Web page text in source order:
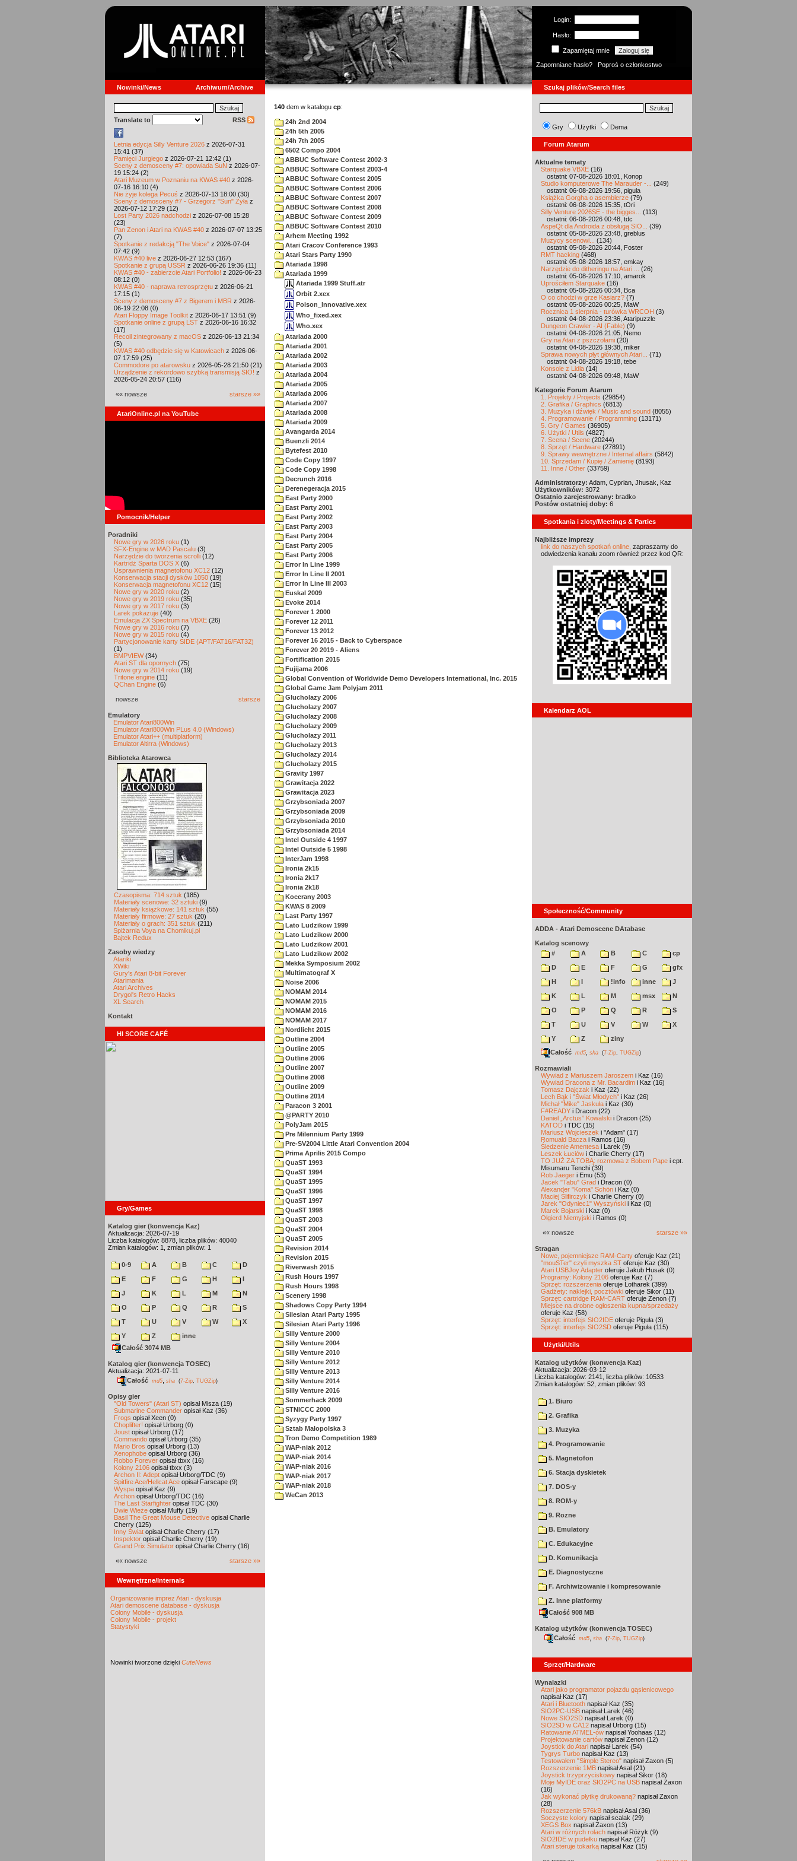
Login:
Hasło:
Zapamiętaj mnie
Zapomniane hasło?
Poproś o członkostwo
Nowinki/News Archiwum/Archive Szukaj plików/Search files
Translate to RSS
Letnia edycja Silly Venture 2026 z 2026-07-31
15:41 (37)
Pamięci Jurgiego z 2026-07-21 12:42 (1)
Sceny z demosceny #7: opowiada SuN z 2026-07-
19 15:24 (2)
Atari Muzeum w Poznaniu na KWAS #40 z 2026-
07-16 16:10 (4)
Nie żyje kolega Pecuś z 2026-07-13 18:00 (30)
Sceny z demosceny #7 - Grzegorz "Sun" Żyła z
2026-07-12 17:29 (12)
Lost Party 2026 nadchodzi z 2026-07-08 15:28
(23)
Pan Zenon i Atari na KWAS #40 z 2026-07-07 13:25
(7)
Spotkanie z redakcją "The Voice" z 2026-07-04
07:42 (9)
KWAS #40 live z 2026-06-27 12:53 (167)
Spotkanie z grupą USSR z 2026-06-26 19:36 (11)
KWAS #40 - zabierzcie Atari Portfolio! z 2026-06-23
08:12 (0)
KWAS #40 - naprawa retrosprzętu z 2026-06-21
17:15 (1)
Sceny z demosceny #7 z Bigerem i MBR z 2026-
06-19 22:08 (0)
Atari Floppy Image Toolkit z 2026-06-17 13:51 (9)
Spotkanie online z grupą LST z 2026-06-16 16:32
(17)
Recoil zintegrowany z macOS z 2026-06-13 21:34
(5)
KWAS #40 odbędzie się w Katowicach z 2026-06-
07 17:59 (25)
Commodore po atarowsku z 2026-05-28 21:50 (21)
Urządzenie z rekordowo szybką transmisją SIO! z
2026-05-24 20:57 (116)
«« nowsze starsze »»
AtariOnline.pl na YouTube
Pomocnik/Helper
Poradniki
Nowe gry w 2026 roku (1)
SFX-Engine w MAD Pascalu (3)
Narzędzie do tworzenia scrolli (12)
Kartridż Sparta DOS X (6)
Usprawnienia magnetofonu XC12 (12)
Konserwacja stacji dysków 1050 (19)
Konserwacja magnetofonu XC12 (15)
Nowe gry w 2020 roku (2)
Nowe gry w 2019 roku (35)
Nowe gry w 2017 roku (3)
Larek pokazuje (40)
Emulacja ZX Spectrum na VBXE (26)
Nowe gry w 2016 roku (7)
Nowe gry w 2015 roku (4)
Partycjonowanie karty SIDE (APT/FAT16/FAT32)
(1)
BMPVIEW(34)
Atari ST dla opornych (75)
Nowe gry w 2014 roku (19)
Tritone engine (11)
QChan Engine (6)
nowsze starsze
Emulatory
Emulator Atari800Win
Emulator Atari800Win PLus 4.0 (Windows)
Emulator Atari++ (multiplatform)
Emulator Altirra (Windows)
Biblioteka Atarowca
Czasopisma: 714 sztuk (185)
Materiały scenowe: 32 sztuki (9)
Materiały książkowe: 141 sztuk (55)
Materiały firmowe: 27 sztuk (20)
Materiały o grach: 351 sztuk (211)
Spiżarnia Voya na Chomikuj.pl
Bajtek Redux
Zasoby wiedzy
Atariki
XWiki
Gury's Atari 8-bit Forever
Atarimania
Atari Archives
Drygol's Retro Hacks
XL Search
Kontakt
HI SCORE CAFÉ
Gry/Games
Katalog gier (konwencja Kaz)
Aktualizacja: 2026-07-19
Liczba katalogów: 8878, liczba plików: 40040
Zmian katalogów: 1, zmian plików: 1
0-9 A B C
D
E
F G H
I
J
K L M
N
O
P Q R
S
T
U V W
X
Y
Z
inne
Całość 3074 MB
Katalog gier (konwencja TOSEC)
Aktualizacja: 2021-07-11
Całość md5 sha (7-Zip TUGZip)
Opisy gier
"Old Towers" (Atari ST) opisał Misza (19)
Submarine Commander opisał Kaz (36)
Frogs opisał Xeen (0)
Choplifter! opisał Urborg (0)
Joust opisał Urborg (17)
Commando opisał Urborg (35)
Mario Bros opisał Urborg (13)
Xenophobe opisał Urborg (36)
Robbo Forever opisał tbxx (16)
Kolony 2106 opisał tbxx (3)
Archon II: Adept opisał Urborg/TDC (9)
Spitfire Ace/Hellcat Ace opisał Farscape (9)
Wyspa opisał Kaz (9)
Archon opisał Urborg/TDC (16)
The Last Starfighter opisał TDC (30)
Dwie Wieże opisał Muffy (19)
Basil The Great Mouse Detective opisał Charlie
Cherry (125)
Inny Świat opisał Charlie Cherry (17)
Inspektor opisał Charlie Cherry (19)
Grand Prix Simulator opisał Charlie Cherry (16)
«« nowsze starsze »»
Wewnętrzne/Internals
Organizowanie imprez Atari - dyskusja
Atari demoscene database - dyskusja
Colony Mobile - dyskusja
Colony Mobile - projekt
Statystyki
Nowinki tworzone dzięki CuteNews
140 dem w katalogu cp:
24h 2nd 2004
24h 5th 2005
24h 7th 2005
6502 Compo 2004
ABBUC Software Contest 2002-3
ABBUC Software Contest 2003-4
ABBUC Software Contest 2005
ABBUC Software Contest 2006
ABBUC Software Contest 2007
ABBUC Software Contest 2008
ABBUC Software Contest 2009
ABBUC Software Contest 2010
Arhem Meeting 1992
Atari Cracov Conference 1993
Atari Stars Party 1990
Atariada 1998
Atariada 1999
Atariada 1999 Stuff.atr
Orbit 2.xex
Poison_Innovative.xex
Who_fixed.xex
Who.xex
Atariada 2000
Atariada 2001
Atariada 2002
Atariada 2003
Atariada 2004
Atariada 2005
Atariada 2006
Atariada 2007
Atariada 2008
Atariada 2009
Avangarda 2014
Buenzli 2014
Bytefest 2010
Code Copy 1997
Code Copy 1998
Decrunch 2016
Derenegeracja 2015
East Party 2000
East Party 2001
East Party 2002
East Party 2003
East Party 2004
East Party 2005
East Party 2006
Error In Line 1999
Error In Line II 2001
Error In Line III 2003
Euskal 2009
Evoke 2014
Forever 1 2000
Forever 12 2011
Forever 13 2012
Forever 16 2015 - Back to Cyberspace
Forever 20 2019 - Aliens
Fortification 2015
Fujijama 2006
Global Convention of Worldwide Demo Developers International, Inc. 2015
Global Game Jam Polyjam 2011
Glucholazy 2006
Glucholazy 2007
Glucholazy 2008
Glucholazy 2009
Glucholazy 2011
Glucholazy 2013
Glucholazy 2014
Glucholazy 2015
Gravity 1997
Grawitacja 2022
Grawitacja 2023
Grzybsoniada 2007
Grzybsoniada 2009
Grzybsoniada 2010
Grzybsoniada 2014
Intel Outside 4 1997
Intel Outside 5 1998
InterJam 1998
Ironia 2k15
Ironia 2k17
Ironia 2k18
Kocerany 2003
KWAS 8 2009
Last Party 1997
Lato Ludzikow 1999
Lato Ludzikow 2000
Lato Ludzikow 2001
Lato Ludzikow 2002
Mekka Symposium 2002
Multimatograf X
Noise 2006
NOMAM 2014
NOMAM 2015
NOMAM 2016
NOMAM 2017
Nordlicht 2015
Outline 2004
Outline 2005
Outline 2006
Outline 2007
Outline 2008
Outline 2009
Outline 2014
Paracon 3 2001
@PARTY 2010
PolyJam 2015
Pre Milennium Party 1999
Pre-SV2004 Little Atari Convention 2004
Prima Aprilis 2015 Compo
QuaST 1993
QuaST 1994
QuaST 1995
QuaST 1996
QuaST 1997
QuaST 1998
QuaST 2003
QuaST 2004
QuaST 2005
Revision 2014
Revision 2015
Riverwash 2015
Rush Hours 1997
Rush Hours 1998
Scenery 1998
Shadows Copy Party 1994
Silesian Atari Party 1995
Silesian Atari Party 1996
Silly Venture 2000
Silly Venture 2004
Silly Venture 2010
Silly Venture 2012
Silly Venture 2013
Silly Venture 2014
Silly Venture 2016
Sommerhack 2009
STNICCC 2000
Syzygy Party 1997
Sztab Malopolska 3
Tron Demo Competition 1989
WAP-niak 2012
WAP-niak 2014
WAP-niak 2016
WAP-niak 2017
WAP-niak 2018
WeCan 2013
Gry Użytki Dema
Forum Atarum
Aktualne tematy
Starquake VBXE (16)
ostatni: 07-08-2026 18:01, Konop
Studio komputerowe The Marauder -...
(249)
ostatni: 06-08-2026 19:56, pigula
Książka Gorgha o asemblerze (79)
ostatni: 06-08-2026 15:35, tOri
Silly Venture 2026SE - the bigges...
(113)
ostatni: 06-08-2026 00:48, tdc
AspeQt dla Androida z obsługą SIO...
(39)
ostatni: 05-08-2026 23:48, greblus
Muzycy scenowi...
(134)
ostatni: 05-08-2026 20:44, Foster
RMT hacking (468)
ostatni: 05-08-2026 18:57, emkay
Narzędzie do ditheringu na Atari ...
(26)
ostatni: 05-08-2026 17:10, amarok
Uprościłem Starquake (16)
ostatni: 05-08-2026 00:34, Bca
O co chodzi w grze Kasiarz? (7)
ostatni: 05-08-2026 00:25, MaW
Rocznica 1 sierpnia - turówka WRCOH (3)
ostatni: 04-08-2026 23:36, Ataripuzzle
Dungeon Crawler - AI (Fable) (9)
ostatni: 04-08-2026 21:05, Nemo
Gry na Atari z pszczołami (20)
ostatni: 04-08-2026 19:38, miker
Sprawa nowych płyt głównych Atari...
(71)
ostatni: 04-08-2026 19:18, tebe
Konsole z Lidla (14)
ostatni: 04-08-2026 09:48, MaW
Kategorie Forum Atarum
1. Projekty / Projects (29854)
2. Grafika / Graphics (6813)
3. Muzyka i dźwięk / Music and sound (8055)
4. Programowanie / Programming (13171)
5. Gry / Games (36905)
6. Użytki / Utils (4827)
7. Scena / Scene (20244)
8. Sprzęt / Hardware (27891)
9. Sprawy wewnętrzne / Internal affairs (5842)
10. Sprzedam / Kupię / Zamienię (8193)
11. Inne / Other (33759)
Administratorzy: Adam, Cyprian, Jhusak, Kaz
Użytkowników: 3072
Ostatnio zarejestrowany: bradko
Postów ostatniej doby: 6
Spotkania i zloty/Meetings & Parties
Najbliższe imprezy
link do naszych spotkań online, zapraszamy do
odwiedzenia kanału zoom również przez kod QR:
Kalendarz AOL
Społeczność/Community
ADDA - Atari Demoscene DAtabase
Katalog scenowy
#
A B C
cp
D
E F G
gfx
H
I !info inne
J
K
L M msx
N
O
P Q R
S
T
U V W
X
Y
Z
ziny
Całość md5 sha (7-Zip TUGZip)
Rozmawiali
Wywiad z Mariuszem Jaroszem i Kaz (16)
Wywiad Dracona z Mr. Bacardim i Kaz (16)
Tomasz Dajczak i Kaz (22)
Lech Bąk i "Świat Młodych" i Kaz (26)
Michał "Mike" Jaskuła i Kaz (30)
F#READY i Dracon (22)
Daniel „Arctus” Kowalski i Dracon (25)
KATOD i TDC (15)
Mariusz Wojcieszek i "Adam" (17)
Romuald Bacza i Ramos (16)
Śledzenie Amentesa i Larek (9)
Leszek Łuciów i Charlie Cherry (17)
TO JUŻ ZA TOBĄ: rozmowa z Bobem Pape i cpt.
Misumaru Tenchi (39)
Rob Jaeger i Emu (53)
Jacek "Tabu" Grad i Dracon (0)
Alexander "Koma" Schön i Kaz (0)
Maciej Ślifirczyk i Charlie Cherry (0)
Jarek "Odyniec1" Wyszyński i Kaz (0)
Marek Bojarski i Kaz (0)
Olgierd Niemyjski i Ramos (0)
«« nowsze starsze »»
Stragan
Nowe, pojemniejsze RAM-Carty oferuje Kaz (21)
"mouSTer" czyli myszka ST oferuje Kaz (30)
Atari USBJoy Adapter oferuje Jakub Husak (0)
Programy: Kolony 2106 oferuje Kaz (7)
Sprzęt: rozszerzenia oferuje Lotharek (399)
Gadżety: naklejki, pocztówki oferuje Sikor (11)
Sprzęt: cartridge RAM-CART oferuje Zenon (7)
Miejsce na drobne ogłoszenia kupna/sprzedaży
oferuje Kaz (58)
Sprzęt: interfejs SIO2IDE oferuje Piguła (3)
Sprzęt: interfejs SIO2SD oferuje Piguła (115)
Użytki/Utils
Katalog użytków (konwencja Kaz)
Aktualizacja: 2026-03-12
Liczba katalogów: 2141, liczba plików: 10533
Zmian katalogów: 52, zmian plików: 93
1. Biuro
2. Grafika
3. Muzyka
4. Programowanie
5. Magnetofon
6. Stacja dyskietek
7. DOS-y
8. ROM-y
9. Rozne
B. Emulatory
C. Edukacyjne
D. Komunikacja
E. Diagnostyczne
F. Archiwizowanie i kompresowanie
Z. Inne platformy
Całość 908 MB
Katalog użytków (konwencja TOSEC)
Całość md5 sha (7-Zip TUGZip)
Sprzęt/Hardware
Wynalazki
Atari jako programator pojazdu gąsienicowego
napisał Kaz (17)
Atari i Bluetooth napisał Kaz (35)
SIO2PC-USB napisał Larek (46)
Nowe SIO2SD napisał Larek (0)
SIO2SD w CA12 napisał Urborg (15)
Ratowanie ATMEL-ów napisał Yoohaas (12)
Projektowanie cartów napisał Zenon (12)
Joystick do Atari napisał Larek (54)
Tygrys Turbo napisał Kaz (13)
Testowałem "Simple Stereo" napisał Zaxon (5)
Rozszerzenie 1MB napisał Asal (21)
Joystick trzyprzyciskowy napisał Sikor (18)
Moje MyIDE oraz SIO2PC na USB napisał Zaxon
(16)
Jak wykonać płytkę drukowaną? napisał Zaxon
(28)
Rozszerzenie 576kB napisał Asal (36)
Soczyste kolory napisał scalak (29)
XEGS Box napisał Zaxon (13)
Atari w różnych rolach napisał Różyk (9)
SIO2IDE w pudełku napisał Kaz (27)
Atari steruje tokarką napisał Kaz (15)